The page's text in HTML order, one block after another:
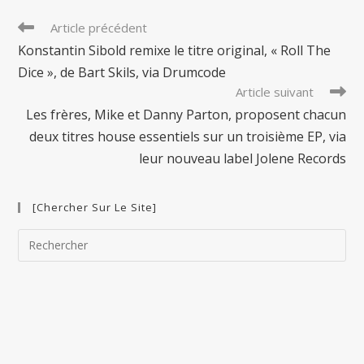
Read
more
articles
Article précédent
Konstantin Sibold remixe le titre original, « Roll The
Dice », de Bart Skils, via Drumcode
Article suivant
Les frères, Mike et Danny Parton, proposent chacun
deux titres house essentiels sur un troisième EP, via
leur nouveau label Jolene Records
[Chercher Sur Le Site]